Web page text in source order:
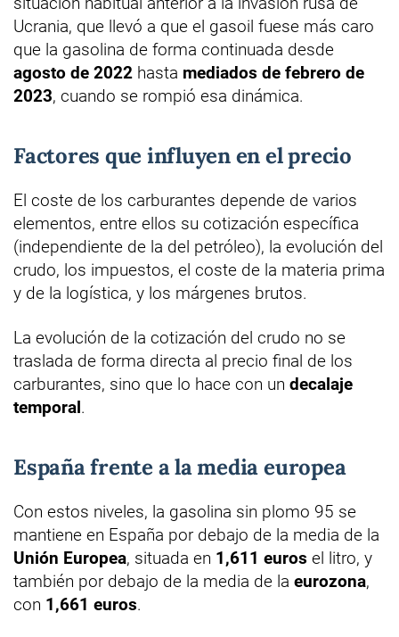
Ucrania, que llevó a que el gasoil fuese más caro
que la gasolina de forma continuada desde
agosto de 2022 hasta mediados de febrero de
2023, cuando se rompió esa dinámica.
Factores que influyen en el precio
El coste de los carburantes depende de varios
elementos, entre ellos su cotización específica
(independiente de la del petróleo), la evolución del
crudo, los impuestos, el coste de la materia prima
y de la logística, y los márgenes brutos.
La evolución de la cotización del crudo no se
traslada de forma directa al precio final de los
carburantes, sino que lo hace con un decalaje
temporal.
España frente a la media europea
Con estos niveles, la gasolina sin plomo 95 se
mantiene en España por debajo de la media de la
Unión Europea, situada en 1,611 euros el litro, y
también por debajo de la media de la eurozona,
con 1,661 euros.